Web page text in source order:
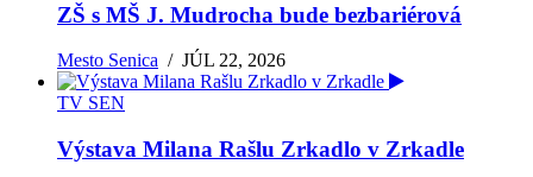
ZŠ s MŠ J. Mudrocha bude bezbariérová
Mesto Senica /JÚL 22, 2026
TV SEN
Výstava Milana Rašlu Zrkadlo v Zrkadle